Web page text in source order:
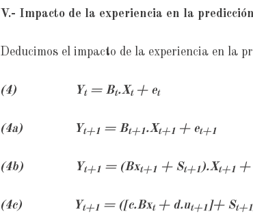
V.- Impacto de la experiencia en la
Deducimos el impacto de la experiencia en la
(4) Yt= Bt.Xt + et
(4a) Yt+1 = Bt+1.Xt+1 + et+1
(4b) Yt+1 = (Bxt+1 + St+1 ).Xt+1 +
(4c) Yt+1 = ([c.Bxt + d.ut+1 ]+ St+1